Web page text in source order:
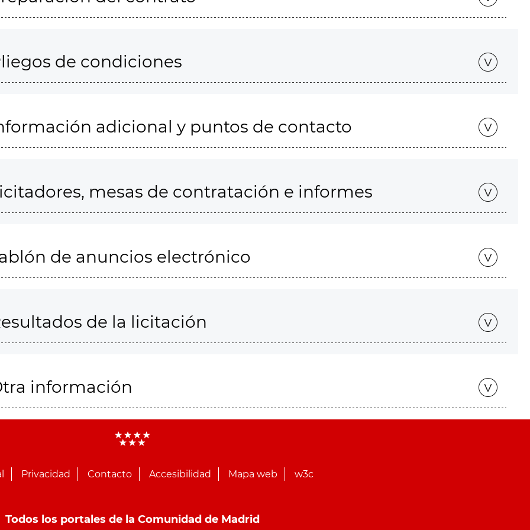
de condiciones
adicional y puntos de contacto
mesas de contratación e informes
de anuncios electrónico
de la licitación
información
Privacidad Contacto Accesibilidad Mapa web w3c
Todos los portales de la Comunidad de Madrid